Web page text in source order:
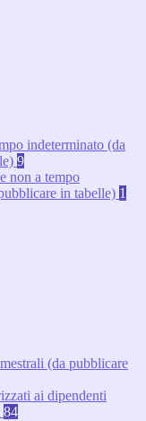
indeterminato (da
9
non a tempo
in tabelle) 1
(da pubblicare
ai dipendenti
84